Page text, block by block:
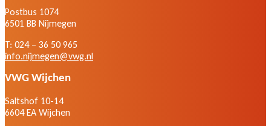
Postbus 1074
6501 BB Nijmegen
T: 024 – 36 50 965
info.nijmegen@vwg.nl
VWG Wijchen
Saltshof 10-14
6604 EA Wijchen